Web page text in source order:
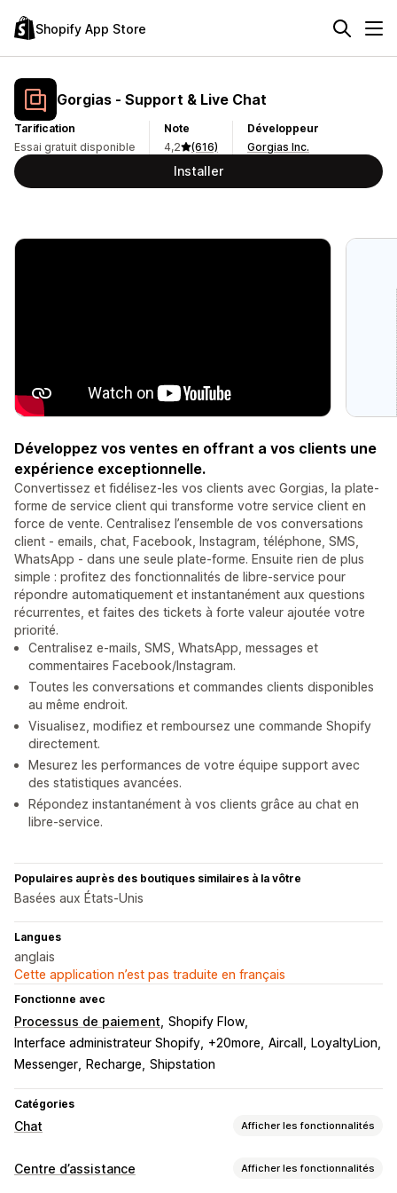
Shopify App Store
Gorgias ‑ Support & Live Chat
Tarification
Essai gratuit disponible
Note
4,2
(616)
Développeur
Gorgias Inc.
Installer
Développez vos ventes en offrant a vos clients une
expérience exceptionnelle.
Convertissez et fidélisez-les vos clients avec Gorgias, la plate-
forme de service client qui transforme votre service client en
force de vente. Centralisez l’ensemble de vos conversations
client - emails, chat, Facebook, Instagram, téléphone, SMS,
WhatsApp - dans une seule plate-forme. Ensuite rien de plus
simple : profitez des fonctionnalités de libre-service pour
répondre automatiquement et instantanément aux questions
récurrentes, et faites des tickets à forte valeur ajoutée votre
priorité.
Centralisez e-mails, SMS, WhatsApp, messages et
commentaires Facebook/Instagram.
Toutes les conversations et commandes clients disponibles
au même endroit.
Visualisez, modifiez et remboursez une commande Shopify
directement.
Mesurez les performances de votre équipe support avec
des statistiques avancées.
Répondez instantanément à vos clients grâce au chat en
libre-service.
Populaires auprès des boutiques similaires à la vôtre
Basées aux États-Unis
Langues
anglais
Cette application n’est pas traduite en français
Fonctionne avec
Processus de paiement Shopify Flow
Interface administrateur Shopify +20more Aircall
LoyaltyLion
Messenger
Recharge Shipstation
Catégories
Chat Afficher les fonctionnalités
Messagerie en temps réel
Centre d’assistance Afficher les fonctionnalités